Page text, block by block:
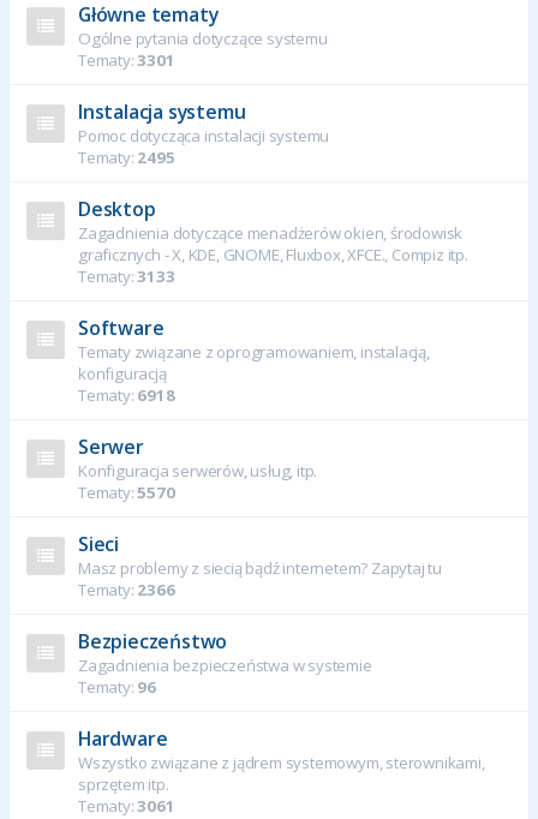
Główne tematy
Ogólne pytania dotyczące systemu
Tematy:3301
Instalacja systemu
Pomoc dotycząca instalacji systemu
Tematy: 2495
Desktop
Zagadnienia dotyczące menadżerów okien, środowisk
graficznych - X, KDE, GNOME, Fluxbox, XFCE., Compiz itp.
Tematy:3133
Software
Tematy związane z oprogramowaniem, instalacją,
konfiguracją
Tematy: 6918
Serwer
Konfiguracja serwerów, usług, itp.
Tematy:5570
Sieci
Masz problemy z siecią bądź internetem? Zapytaj tu
Tematy: 2366
Bezpieczeństwo
Zagadnienia bezpieczeństwa w systemie
Tematy: 96
Hardware
Wszystko związane z jądrem systemowym, sterownikami,
sprzętem itp.
Tematy:3061